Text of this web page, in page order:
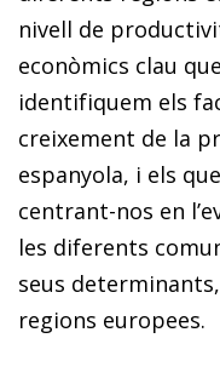
nivell de
econòmics clau
identifiquem els
creixement de la
espanyola, i els
centrant-nos en
les diferents
seus
regions europees.